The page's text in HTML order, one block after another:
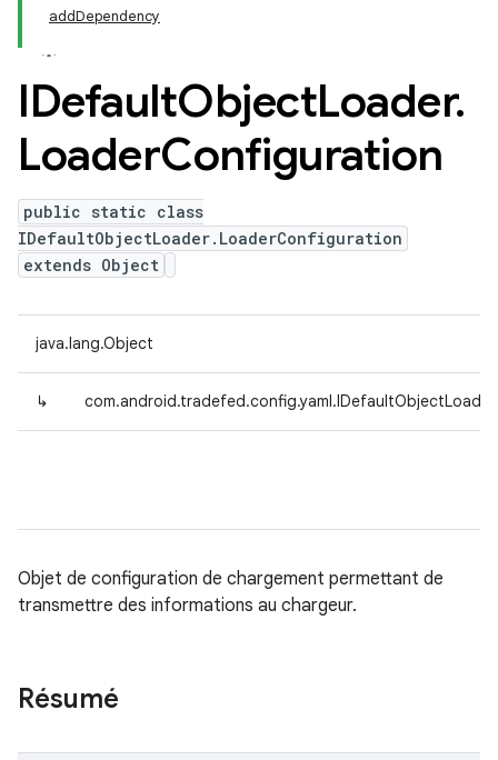
addDependency
IDefaultObjectLoader.
LoaderConfiguration
public static class
IDefaultObjectLoader.LoaderConfiguration
extends Object
java.lang.Object
↳
Objet de configuration de chargement permettant de
transmettre des informations au chargeur.
Résumé